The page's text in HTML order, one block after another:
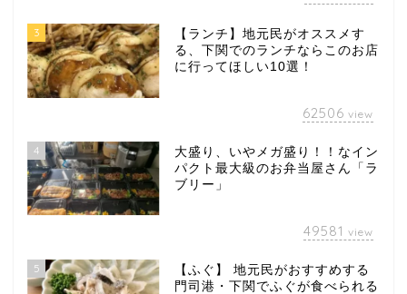
3
【ランチ】地元民がオススメす
る、下関でのランチならこのお店
に行ってほしい10選！
62506 view
4
大盛り、いやメガ盛り！！なイン
パクト最大級のお弁当屋さん「ラ
ブリー」
49581 view
5
【ふぐ】 地元民がおすすめする
門司港・下関でふぐが食べられる